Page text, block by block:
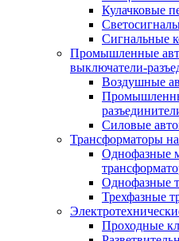
Кулачковые
Сигнальные
Промышленные
выключатели-
Воздушные
Силовые
Трансформаторы
Однофазные
Однофазные
Трехфазные
Проходные